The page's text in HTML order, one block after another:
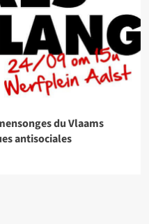
du Vlaams
antisociales